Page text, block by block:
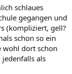
schlaues
gegangen und
(kompliziert, gell?
schon so ein
wohl dort schon
als